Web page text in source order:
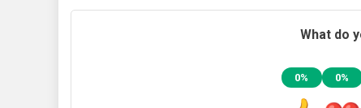
What do
0% 0%